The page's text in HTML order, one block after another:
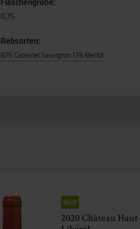
0,75
Rebsorten:
87% Cabernet Sauvignon 13% Merlot
2020 Château